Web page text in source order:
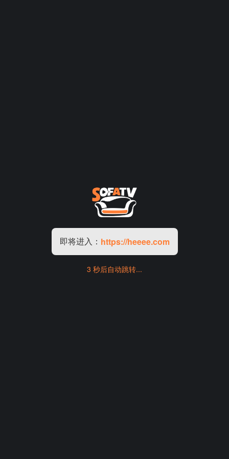
即将进入： https://heeee.com
3 秒后自动跳转...